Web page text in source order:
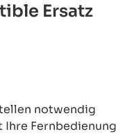
Ersatz
notwendig
Fernbedienung